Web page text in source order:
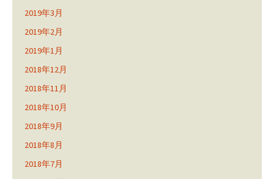
2019年3月
2019年2月
2019年1月
2018年12月
2018年11月
2018年10月
2018年9月
2018年8月
2018年7月